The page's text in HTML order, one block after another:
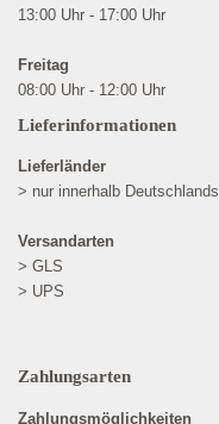
13:00 Uhr - 17:00 Uhr
Freitag
08:00 Uhr - 12:00 Uhr
Lieferinformationen
Lieferländer
> nur innerhalb Deutschlands
Versandarten
> GLS
> UPS
Zahlungsarten
Zahlungsmöglichkeiten